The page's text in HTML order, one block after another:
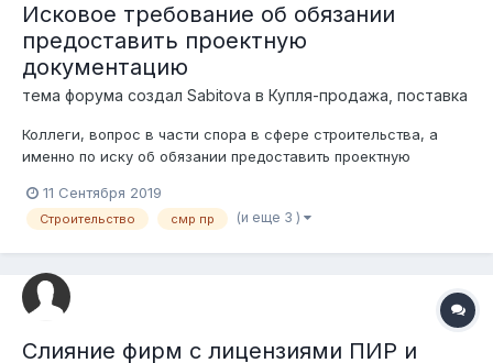
Исковое требование об обязании
предоставить проектную
документацию
тема форума создал Sabitova в Купля-продажа, поставка
Коллеги, вопрос в части спора в сфере строительства, а
именно по иску об обязании предоставить проектную
из собственников лишь нежилого помещения требовать от
продавца предоставить проектную документацию на весь
11 Сентября 2019
Строительство смр пр (и еще 3 )
Слияние фирм с лицензиями ПИР и